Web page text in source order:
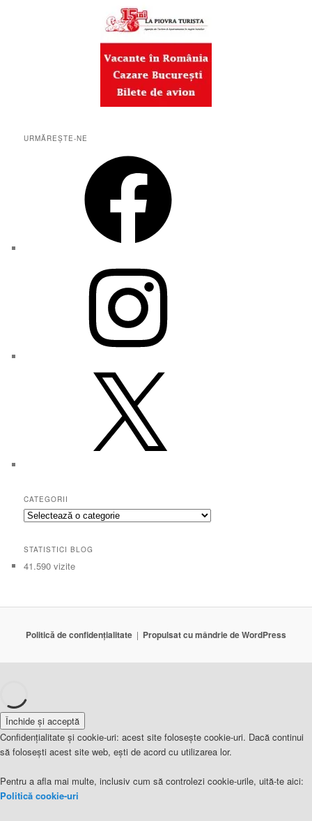
URMĂREȘTE-NE
CATEGORII
Categorii
STATISTICI BLOG
41.590 vizite
Politică de confidențialitate Propulsat cu mândrie de WordPress
Confidențialitate și cookie-uri: acest site folosește cookie-uri. Dacă continui
să folosești acest site web, ești de acord cu utilizarea lor.
Pentru a afla mai multe, inclusiv cum să controlezi cookie-urile, uită-te aici:
Politică cookie-uri